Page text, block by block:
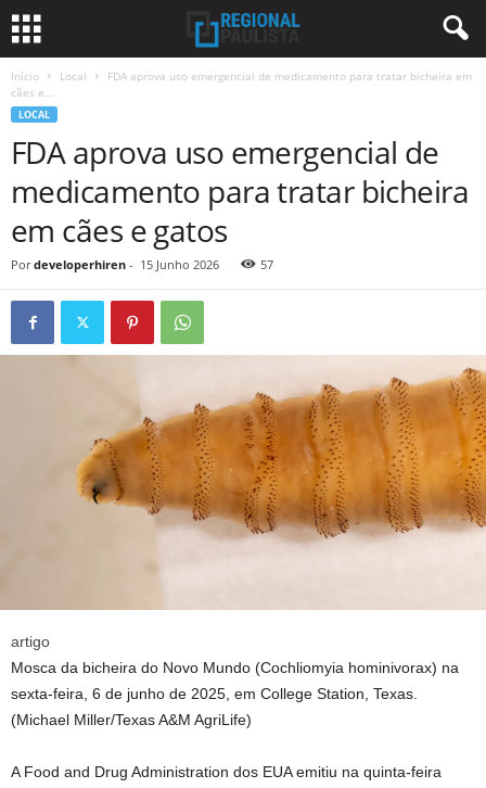
Início Local
FDA aprova uso emergencial de medicamento para tratar bicheira em
cães e...
LOCAL
FDA aprova uso emergencial de
medicamento para tratar bicheira
em cães e gatos
Por developerhiren - 15 Junho 2026 57
artigo
Mosca da bicheira do Novo Mundo (Cochliomyia hominivorax) na
sexta-feira, 6 de junho de 2025, em College Station, Texas.
(Michael Miller/Texas A&M AgriLife)
A Food and Drug Administration dos EUA emitiu na quinta-feira